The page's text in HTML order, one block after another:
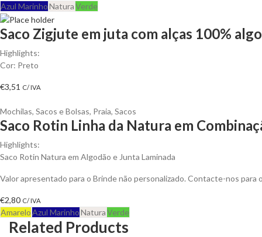
Azul MarinhoNaturaVerde
Saco Zigjute em juta com alças 100%
Highlights:
Cor: Preto
€3,51 C/ IVA
Mochilas, Sacos e Bolsas, Praia, Sacos
Saco Rotin Linha da Natura em
Highlights:
Saco Rotin Natura em Algodão e Junta Laminada
Valor apresentado para o Brinde não personalizado. Contacte-nos
€2,80 C/ IVA
AmareloAzul MarinhoNaturaVerde
Related Products